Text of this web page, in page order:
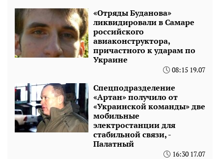
«Отряды Буданова»
ликвидировали в Самаре
российского
авиаконструктора,
причастного к ударам по
Украине
08:15 19.07
Спецподразделение
«Артан» получило от
«Украинской команды» две
мобильные
электростанции для
стабильной связи, -
Палатный
16:30 17.07